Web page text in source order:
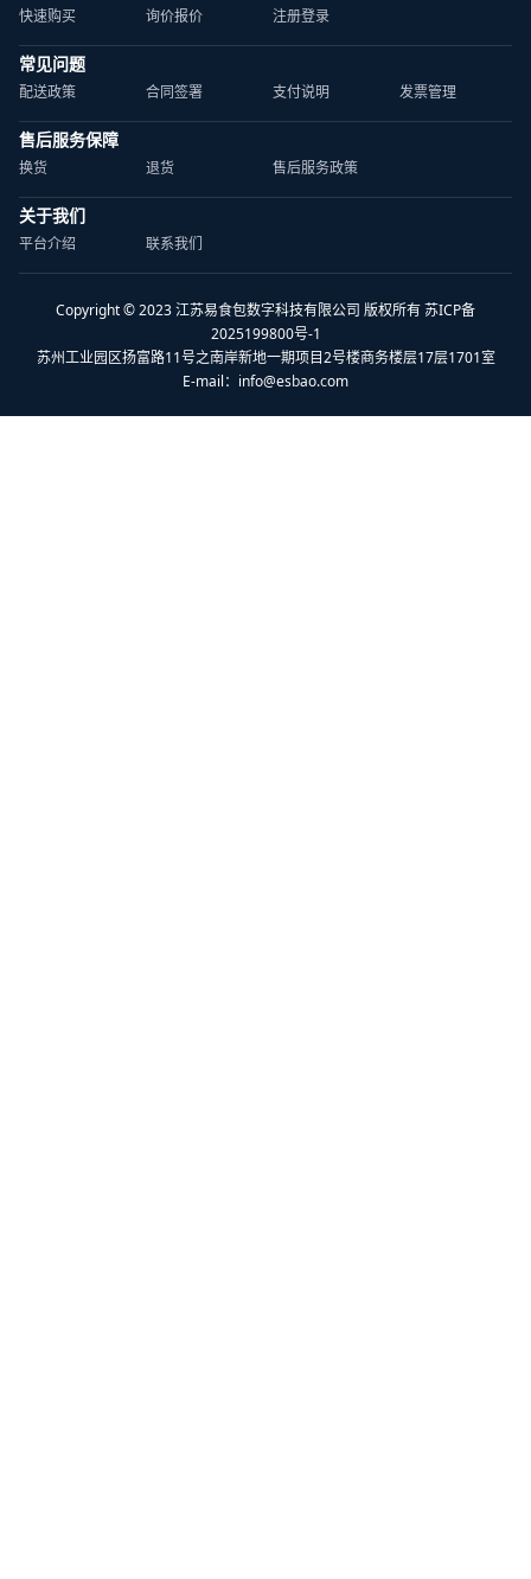
快速购买 询价报价 注册登录
常见问题
配送政策 合同签署 支付说明 发票管理
售后服务保障
换货 退货 售后服务政策
关于我们
平台介绍 联系我们
Copyright © 2023 江苏易食包数字科技有限公司 版权所有 苏ICP备
2025199800号-1
苏州工业园区扬富路11号之南岸新地一期项目2号楼商务楼层17层1701室
E-mail： info@esbao.com